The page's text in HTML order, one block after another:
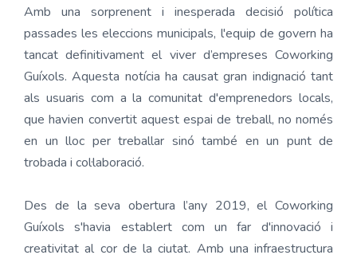
Amb una sorprenent i inesperada decisió política
passades les eleccions municipals, l'equip de govern ha
tancat definitivament el viver d’empreses Coworking
Guíxols. Aquesta notícia ha causat gran indignació tant
als usuaris com a la comunitat d'emprenedors locals,
que havien convertit aquest espai de treball, no només
en un lloc per treballar sinó també en un punt de
trobada i col·laboració.
Des de la seva obertura l’any 2019, el Coworking
Guíxols s'havia establert com un far d'innovació i
creativitat al cor de la ciutat. Amb una infraestructura